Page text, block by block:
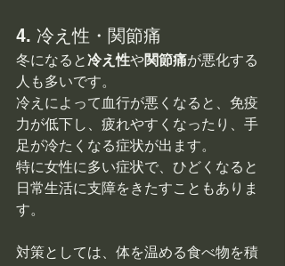
4. 冷え性・関節痛
冬になると冷え性や関節痛が悪化する
人も多いです。
冷えによって血行が悪くなると、免疫
力が低下し、疲れやすくなったり、手
足が冷たくなる症状が出ます。
特に女性に多い症状で、ひどくなると
日常生活に支障をきたすこともありま
す。
対策としては、体を温める食べ物を積